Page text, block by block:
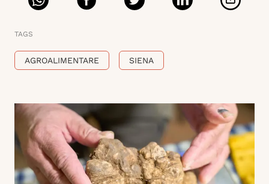
TAGS
AGROALIMENTARE SIENA